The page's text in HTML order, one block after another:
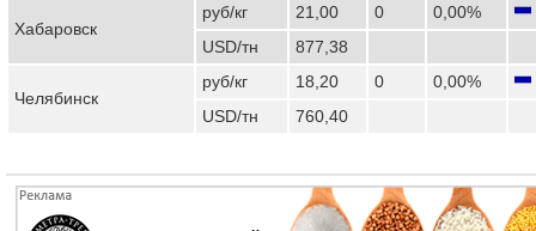
Хабаровск
руб/кг 21,00 0
0,00%
USD/тн
877,38
Челябинск
руб/кг 18,20 0
0,00%
USD/тн
760,40